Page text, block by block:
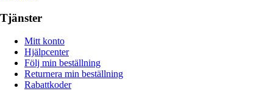
Tjänster
Mitt konto
Hjälpcenter
Följ min beställning
Returnera min beställning
Rabattkoder